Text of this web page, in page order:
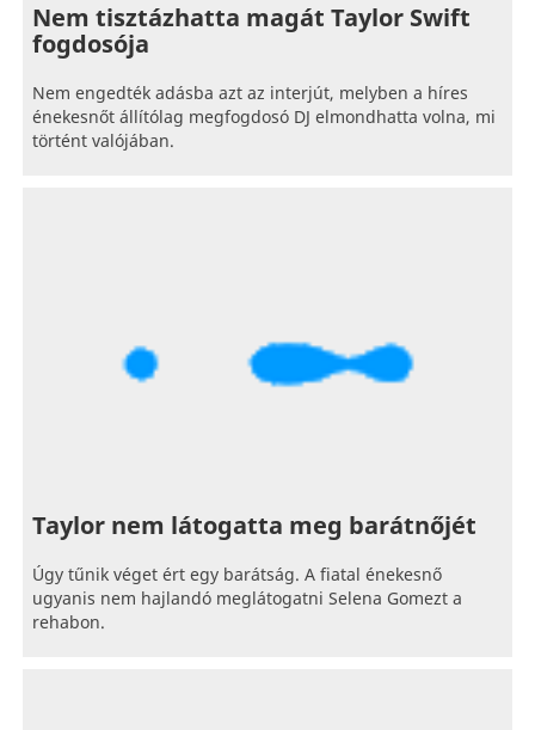
Nem tisztázhatta magát Taylor Swift
fogdosója
Nem engedték adásba azt az interjút, melyben a híres
énekesnőt állítólag megfogdosó DJ elmondhatta volna, mi
történt valójában.
Taylor nem látogatta meg barátnőjét
Úgy tűnik véget ért egy barátság. A fiatal énekesnő
ugyanis nem hajlandó meglátogatni Selena Gomezt a
rehabon.